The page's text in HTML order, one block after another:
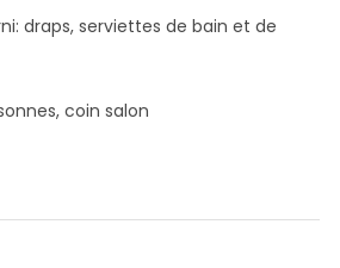
draps, serviettes de bain et de
coin salon